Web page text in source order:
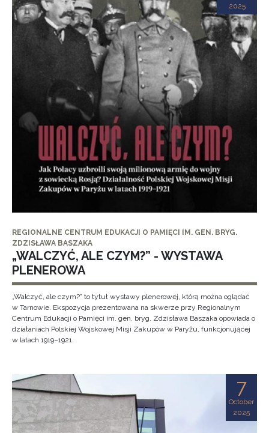
2025
REGIONALNE CENTRUM EDUKACJI O PAMIĘCI IM. GEN. BRYG.
ZDZISŁAWA BASZAKA
„WALCZYĆ, ALE CZYM?” - WYSTAWA
PLENEROWA
„Walczyć, ale czym?” to tytuł wystawy plenerowej, którą można oglądać
w Tarnowie. Ekspozycja prezentowana na skwerze przy Regionalnym
Centrum Edukacji o Pamięci im. gen. bryg. Zdzisława Baszaka opowiada o
działaniach Polskiej Wojskowej Misji Zakupów w Paryżu, funkcjonującej
w latach 1919–1921.
7
October
2025